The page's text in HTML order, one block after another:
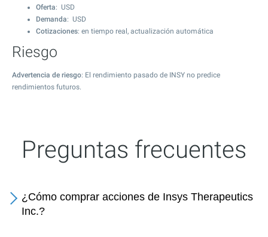
Oferta: USD
Demanda: USD
Cotizaciones: en tiempo real, actualización automática
Riesgo
Advertencia de riesgo: El rendimiento pasado de INSY no predice
rendimientos futuros.
Preguntas frecuentes
¿Cómo comprar acciones de Insys Therapeutics
Inc.?